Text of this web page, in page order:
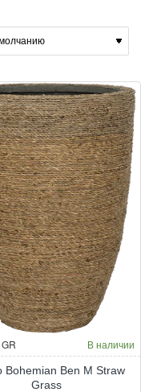
В наличии
Bohemian Ben M Straw
Grass